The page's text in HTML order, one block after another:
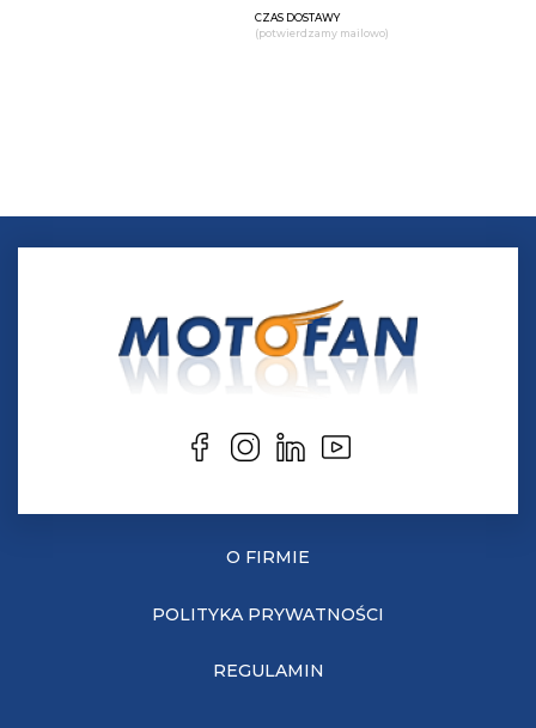
CZAS DOSTAWY
(potwierdzamy mailowo)
O FIRMIE
POLITYKA PRYWATNOŚCI
REGULAMIN